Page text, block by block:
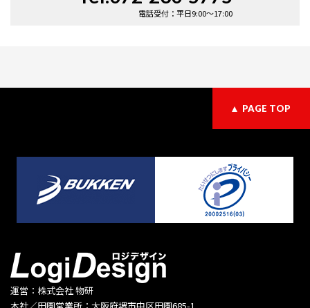
電話受付：平日9:00〜17:00
PAGE TOP
運営：株式会社 物研